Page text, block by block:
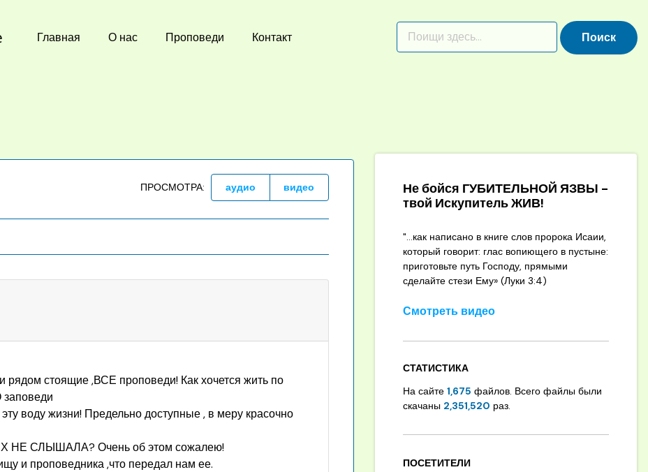
Главная О нас Проповеди Контакт
ПРОСМОТРА: аудио видео
рядом стоящие ,ВСЕ проповеди! Как хочется жить по
воду жизни! Предельно доступные , в меру красочно
НЕ СЛЫШАЛА? Очень об этом сожалею!
и проповедника ,что передал нам ее.
Не бойся ГУБИТЕЛЬНОЙ ЯЗВЫ -
твой Искупитель ЖИВ!
"...как написано в книге слов пророка Исаии,
который говорит: глас вопиющего в пустыне:
приготовьте путь Господу, прямыми
сделайте стези Ему» (Луки 3:4)
Смотреть видео
СТАТИСТИКА
На сайте 1,675 файлов. Всего файлы были
скачаны 2,351,520 раз.
ПОСЕТИТЕЛИ